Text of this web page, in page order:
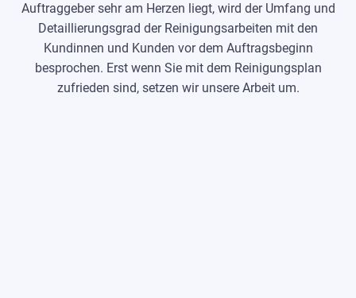
Auftraggeber sehr am Herzen liegt, wird der Umfang und
Detaillierungsgrad der Reinigungsarbeiten mit den
Kundinnen und Kunden vor dem Auftragsbeginn
besprochen. Erst wenn Sie mit dem Reinigungsplan
zufrieden sind, setzen wir unsere Arbeit um.